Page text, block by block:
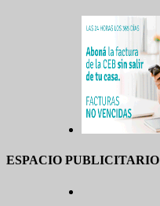
ESPACIO PUBLICITARIO